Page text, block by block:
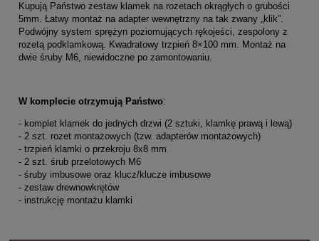
Kupują Państwo zestaw klamek na rozetach okrągłych o grubości
5mm. Łatwy montaż na adapter wewnętrzny na tak zwany „klik”.
Podwójny system sprężyn poziomujących rękojeści, zespolony z
rozetą podklamkową. Kwadratowy trzpień 8×100 mm. Montaż na
dwie śruby M6, niewidoczne po zamontowaniu.
W komplecie otrzymują Państwo:
- komplet klamek do jednych drzwi (2 sztuki, klamkę prawą i lewą)
- 2 szt. rozet montażowych (tzw. adapterów montażowych)
- trzpień klamki o przekroju 8x8 mm
- 2 szt. śrub przelotowych M6
- śruby imbusowe oraz klucz/klucze imbusowe
- zestaw drewnowkrętów
- instrukcję montażu klamki